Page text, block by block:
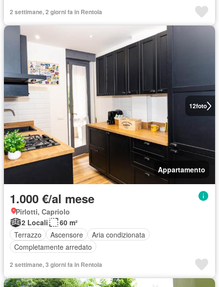
2 settimane, 2 giorni fa in Rentola
12foto
Appartamento
1.000 €/al mese
Pirlotti, Capriolo
2 Locali
60 m²
Terrazzo
Ascensore
Aria condizionata
Completamente arredato
2 settimane, 3 giorni fa in Rentola